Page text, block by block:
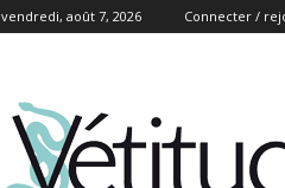
vendredi, août 7, 2026 Connecter /